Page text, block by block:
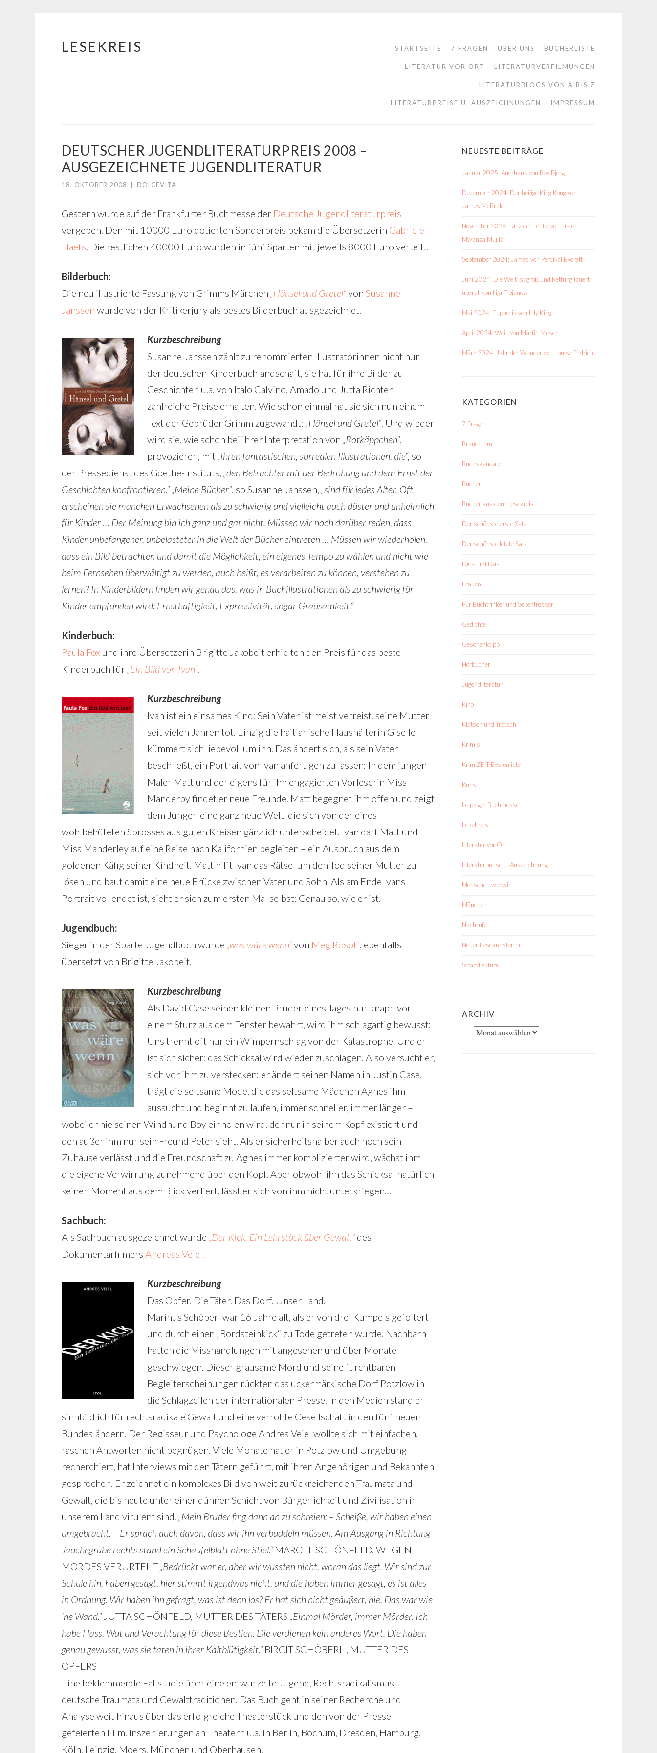
Springe
LESEKREIS STARTSEITE 7 FRAGEN ÜBER UNS BÜCHERLISTE
LITERATUR VOR ORT LITERATURVERFILMUNGEN
LITERATURBLOGS VON A BIS Z
LITERATURPREISE U. AUSZEICHNUNGEN IMPRESSUM
DEUTSCHER JUGENDLITERATURPREIS 2008 –
AUSGEZEICHNETE JUGENDLITERATUR
18. OKTOBER 2008 DOLCEVITA
Gestern wurde auf der Frankfurter Buchmesse der Deutsche Jugendliteraturpreis
vergeben. Den mit 10000 Euro dotierten Sonderpreis bekam die Übersetzerin Gabriele
Haefs. Die restlichen 40000 Euro wurden in fünf Sparten mit jeweils 8000 Euro verteilt.
Bilderbuch:
Die neu illustrierte Fassung von Grimms Märchen „Hänsel und Gretel“von Susanne
Janssen wurde von der Kritikerjury als bestes Bilderbuch ausgezeichnet.
Kurzbeschreibung
Susanne Janssen zählt zu renommierten Illustratorinnen nicht nur
der deutschen Kinderbuchlandschaft, sie hat für ihre Bilder zu
Geschichten u.a. von Italo Calvino, Amado und Jutta Richter
zahlreiche Preise erhalten. Wie schon einmal hat sie sich nun einem
Text der Gebrüder Grimm zugewandt: „Hänsel und Gretel“. Und wieder
wird sie, wie schon bei ihrer Interpretation von „Rotkäppchen“,
provozieren, mit „ihren fantastischen, surrealen Illustrationen, die“, so
der Pressedienst des Goethe-Instituts, „den Betrachter mit der Bedrohung und dem Ernst der
Geschichten konfrontieren.“„Meine Bücher“, so Susanne Janssen, „sind für jedes Alter. Oft
erscheinen sie manchen Erwachsenen als zu schwierig und vielleicht auch düster und unheimlich
für Kinder … Der Meinung bin ich ganz und gar nicht. Müssen wir noch darüber reden, dass
Kinder unbefangener, unbelasteter in die Welt der Bücher eintreten … Müssen wir wiederholen,
dass ein Bild betrachten und damit die Möglichkeit, ein eigenes Tempo zu wählen und nicht wie
beim Fernsehen überwältigt zu werden, auch heißt, es verarbeiten zu können, verstehen zu
lernen? In Kinderbildern finden wir genau das, was in Buchillustrationen als zu schwierig für
Kinder empfunden wird: Ernsthaftigkeit, Expressivität, sogar Grausamkeit.“
Kinderbuch:
Paula Fox und ihre Übersetzerin Brigitte Jakobeit erhielten den Preis für das beste
Kinderbuch für„Ein Bild von Ivan“.
Kurzbeschreibung
Ivan ist ein einsames Kind: Sein Vater ist meist verreist, seine Mutter
seit vielen Jahren tot. Einzig die haitianische Haushälterin Giselle
kümmert sich liebevoll um ihn. Das ändert sich, als sein Vater
beschließt, ein Portrait von Ivan anfertigen zu lassen: In dem jungen
Maler Matt und der eigens für ihn engagierten Vorleserin Miss
Manderby findet er neue Freunde. Matt begegnet ihm offen und zeigt
dem Jungen eine ganz neue Welt, die sich von der eines
wohlbehüteten Sprosses aus guten Kreisen gänzlich unterscheidet. Ivan darf Matt und
Miss Manderley auf eine Reise nach Kalifornien begleiten – ein Ausbruch aus dem
goldenen Käfig seiner Kindheit. Matt hilft Ivan das Rätsel um den Tod seiner Mutter zu
lösen und baut damit eine neue Brücke zwischen Vater und Sohn. Als am Ende Ivans
Portrait vollendet ist, sieht er sich zum ersten Mal selbst: Genau so, wie er ist.
Jugendbuch:
Sieger in der Sparte Jugendbuch wurde „was wäre wenn“von Meg Rosoff, ebenfalls
übersetzt von Brigitte Jakobeit.
Kurzbeschreibung
Als David Case seinen kleinen Bruder eines Tages nur knapp vor
einem Sturz aus dem Fenster bewahrt, wird ihm schlagartig bewusst:
Uns trennt oft nur ein Wimpernschlag von der Katastrophe. Und er
ist sich sicher: das Schicksal wird wieder zuschlagen. Also versucht er,
sich vor ihm zu verstecken: er ändert seinen Namen in Justin Case,
trägt die seltsame Mode, die das seltsame Mädchen Agnes ihm
aussucht und beginnt zu laufen, immer schneller, immer länger –
wobei er nie seinen Windhund Boy einholen wird, der nur in seinem Kopf existiert und
den außer ihm nur sein Freund Peter sieht. Als er sicherheitshalber auch noch sein
Zuhause verlässt und die Freundschaft zu Agnes immer komplizierter wird, wächst ihm
die eigene Verwirrung zunehmend über den Kopf. Aber obwohl ihn das Schicksal natürlich
keinen Moment aus dem Blick verliert, lässt er sich von ihm nicht unterkriegen…
Sachbuch:
Als Sachbuch ausgezeichnet wurde „Der Kick. Ein Lehrstück über Gewalt“des
Dokumentarfilmers Andreas Veiel.
Kurzbeschreibung
Das Opfer. Die Täter. Das Dorf. Unser Land.
Marinus Schöberl war 16 Jahre alt, als er von drei Kumpels gefoltert
und durch einen „Bordsteinkick“ zu Tode getreten wurde. Nachbarn
hatten die Misshandlungen mit angesehen und über Monate
geschwiegen. Dieser grausame Mord und seine furchtbaren
Begleiterscheinungen rückten das uckermärkische Dorf Potzlow in
die Schlagzeilen der internationalen Presse. In den Medien stand er
sinnbildlich für rechtsradikale Gewalt und eine verrohte Gesellschaft in den fünf neuen
Bundesländern. Der Regisseur und Psychologe Andres Veiel wollte sich mit einfachen,
raschen Antworten nicht begnügen. Viele Monate hat er in Potzlow und Umgebung
recherchiert, hat Interviews mit den Tätern geführt, mit ihren Angehörigen und Bekannten
gesprochen. Er zeichnet ein komplexes Bild von weit zurückreichenden Traumata und
Gewalt, die bis heute unter einer dünnen Schicht von Bürgerlichkeit und Zivilisation in
unserem Land virulent sind. „Mein Bruder fing dann an zu schreien: – Scheiße, wir haben einen
umgebracht. – Er sprach auch davon, dass wir ihn verbuddeln müssen. Am Ausgang in Richtung
Jauchegrube rechts stand ein Schaufelblatt ohne Stiel.“MARCEL SCHÖNFELD, WEGEN
MORDES VERURTEILT„Bedrückt war er, aber wir wussten nicht, woran das liegt. Wir sind zur
Schule hin, haben gesagt, hier stimmt irgendwas nicht, und die haben immer gesagt, es ist alles
in Ordnung. Wir haben ihn gefragt, was ist denn los? Er hat sich nicht geäußert, nie. Das war wie
’ne Wand.“ JUTTA SCHÖNFELD, MUTTER DES TÄTERS „Einmal Mörder, immer Mörder. Ich
habe Hass, Wut und Verachtung für diese Bestien. Die verdienen kein anderes Wort. Die haben
genau gewusst, was sie taten in ihrer Kaltblütigkeit.“BIRGIT SCHÖBERL , MUTTER DES
OPFERS
Eine beklemmende Fallstudie über eine entwurzelte Jugend, Rechtsradikalismus,
deutsche Traumata und Gewalttraditionen. Das Buch geht in seiner Recherche und
Analyse weit hinaus über das erfolgreiche Theaterstück und den von der Presse
gefeierten Film. Inszenierungen an Theatern u.a. in Berlin, Bochum, Dresden, Hamburg,
Köln, Leipzig, Moers, München und Oberhausen.
NEUESTE BEITRÄGE
Januar 2025: Auerhaus von Bov Bjerg
Dezember 2024: Der heilige King Kong von
James McBride
November 2024: Tanz der Teufel von Fiston
Mwanza Mujila
September 2024: James von Percival Everett
Juni 2024: Die Welt ist groß und Rettung lauert
überall von Ilija Trojanow
Mai 2024: Euphoria von Lily King
April 2024: Weil. von Martin Muser
März 2024: Jahr der Wunder von Louise Erdrich
KATEGORIEN
7 Fragen
Brauchtum
Buchskandale
Bücher
Bücher aus dem Lesekreis
Der schönste erste Satz
Der schönste letzte Satz
Dies und Das
Frauen
Für Buchtrinker und Seitenfresser
Gedichte
Geschenktipp
Hörbücher
Jugendliteratur
Kino
Klatsch und Tratsch
Krimis
KrimiZEIT-Bestenliste
Kunst
Leipziger Buchmesse
Lesekreis
Literatur vor Ort
Literaturpreise u. Auszeichnungen
Menschen wie wir
München
Nachrufe
Neuer Lesekreistermin
Strandlektüre
ARCHIV
Archiv